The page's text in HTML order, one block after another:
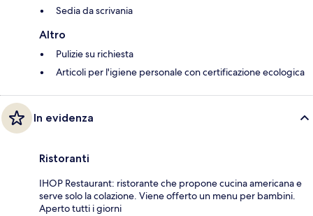
Sedia da scrivania
Altro
Pulizie su richiesta
Articoli per l'igiene personale con certificazione ecologica
In evidenza
Ristoranti
IHOP Restaurant: ristorante che propone cucina americana e
serve solo la colazione. Viene offerto un menu per bambini.
Aperto tutti i giorni